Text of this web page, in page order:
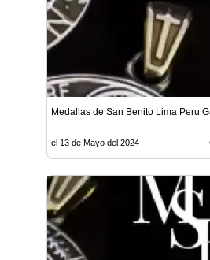
Medallas de San Benito Lima Peru
el 13 de Mayo del 2024